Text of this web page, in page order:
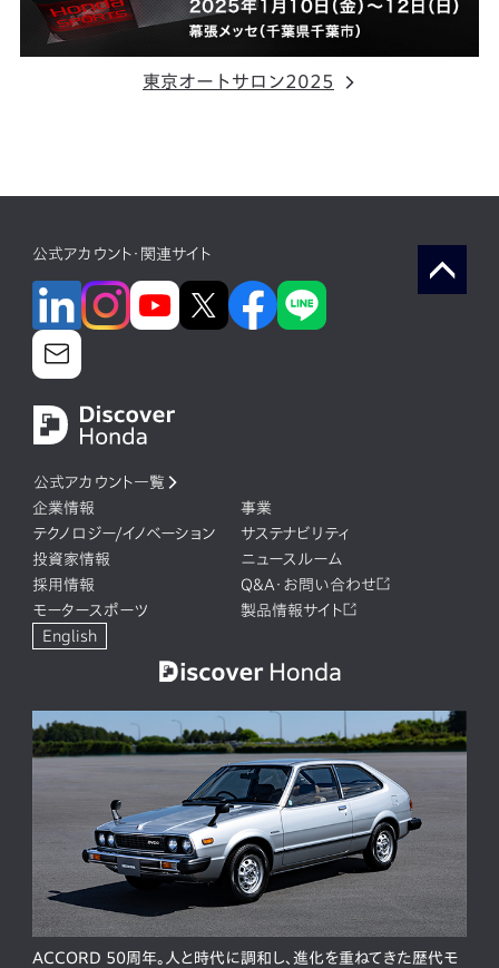
東京オートサロン2025
公式アカウント・関連サイト
公式アカウント一覧
企業情報
事業
テクノロジー/イノベーション
サステナビリティ
投資家情報
ニュースルーム
採用情報
Q&A・お問い合わせ
モータースポーツ
製品情報サイト
English
ACCORD 50周年。人と時代に調和し、進化を重ねてきた歴代モ